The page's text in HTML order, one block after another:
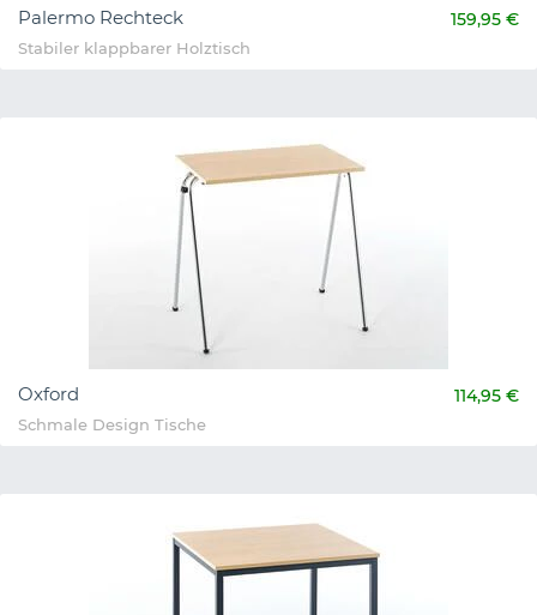
Palermo Rechteck 159,95 €
Stabiler klappbarer Holztisch
Oxford 114,95 €
Schmale Design Tische